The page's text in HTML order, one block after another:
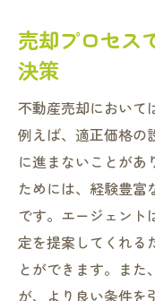
売却プロセス
決策
不動産売却において
例えば、適正価格の
に進まないことがあ
ためには、経験豊富
です。エージェント
定を提案してくれる
とができます。また
が、より良い条件を